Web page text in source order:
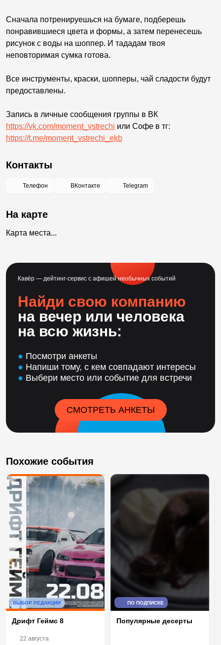
Сначала потренируешься на бумаге, подберешь
понравившиеся цвета и формы, а затем перенесешь
рисунок с воды на шоппер. И тададам твоя
неповторимая сумка готова.
Все инструменты, краски, шопперы, чай сладости будут
предоставлены.
Запись в личные сообщения группы в ВК
https://vk.com/moment_vstrechi или Софе в тг:
https://t.me/moment_vstrechi_ekb
Контакты
Телефон ВКонтакте Telegram
На карте
Карта места...
Кавёр — дейтинг-сервис с афишей необычных событий
Найди свою компанию
на вечер или человека
на всю жизнь:
● Посмотри анкеты
● Напиши тому, с кем совпадают интересы
● Выбери место или событие для встречи
СМОТРЕТЬ АНКЕТЫ
Похожие события
ВЫБОР РЕДАКЦИИ
Дрифт Геймс 8
22 августа
ПО ПОДПИСКЕ
Популярные десерты